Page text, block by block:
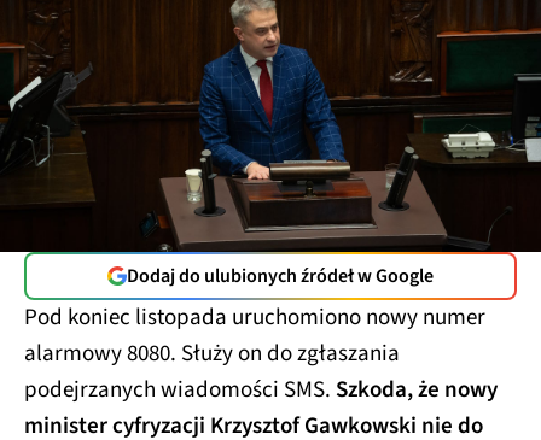
Dodaj do ulubionych źródeł w Google
Pod koniec listopada uruchomiono nowy numer
alarmowy 8080. Służy on do zgłaszania
podejrzanych wiadomości SMS. Szkoda, że nowy
minister cyfryzacji Krzysztof Gawkowski nie do